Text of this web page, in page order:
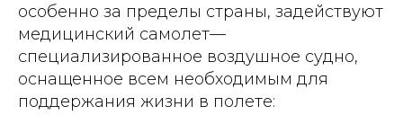
особенно за пределы страны, задействуют
медицинский самолет—
специализированное воздушное судно,
оснащенное всем необходимым для
поддержания жизни в полете: